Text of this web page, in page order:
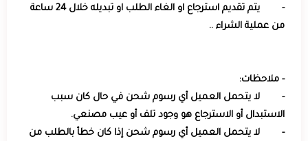
- يتم تقديم استرجاع او الغاء الطلب او تبديله خلال 24 ساعة
من عملية الشراء ..
- ملاحظات:
- لا يتحمل العميل أي رسوم شحن في حال كان سبب
الاستبدال أو الاسترجاع هو وجود تلف أو عيب مصنعي.
- لا يتحمل العميل أي رسوم شحن إذا كان خطأ بالطلب من